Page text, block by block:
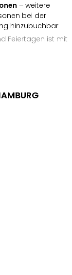
– weitere
bei der
hinzubuchbar
Feiertagen ist mit